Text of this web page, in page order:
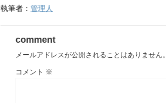
執筆者： 管理人
comment
メールアドレスが公開されることはありません。
コメント ※